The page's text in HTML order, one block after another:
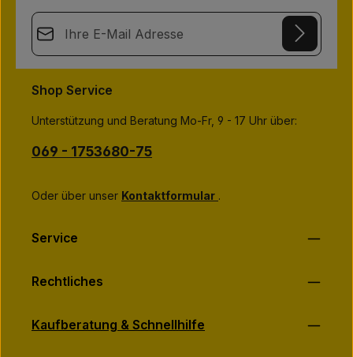
E-Mail-Adresse*
Datenschutz
Ich habe die
einverstanden. *
Die mit einem Stern (*) markierten Felder sind
Pflichtfelder.
Shop Service
Unterstützung und Beratung Mo-Fr, 9 - 17 Uhr über:
069 - 1753680-75
Oder über unser Kontaktformular .
Service
Rechtliches
Kaufberatung & Schnellhilfe